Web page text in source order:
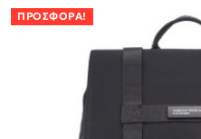
ΠΡΟΣΦΟΡΆ!